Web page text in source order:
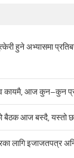
हुने अभ्यासमा
कायमै, आज कुन–कुन
बैठक आज बस्दै, यस्तो छ
लागि इजाजतपत्र